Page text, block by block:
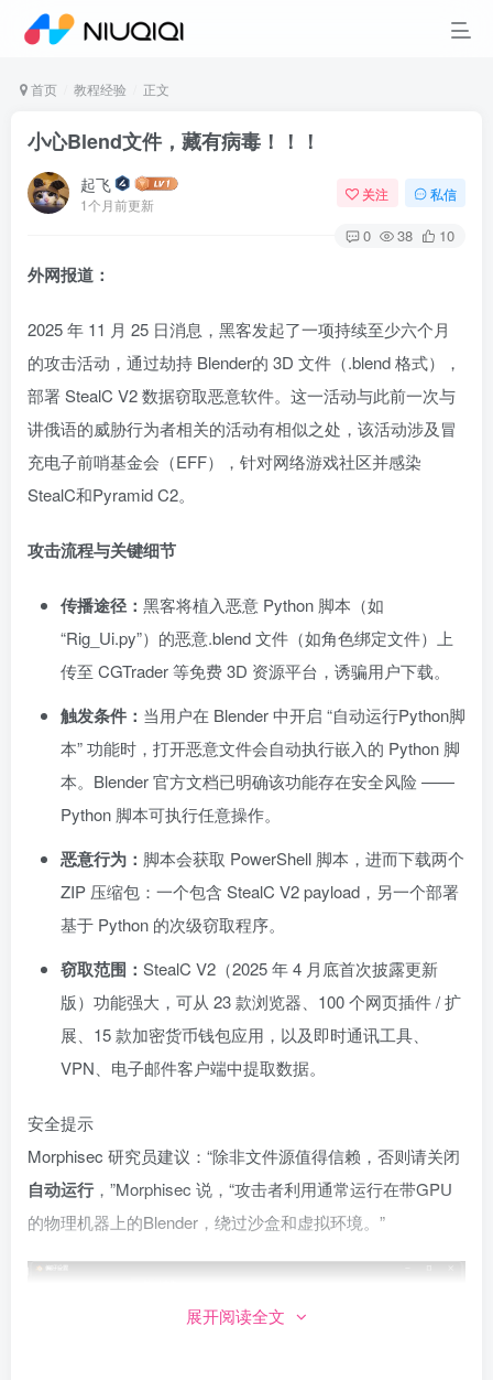
首页 教程经验 正文
小心Blend文件，藏有病毒！！！
起飞
1个月前更新
关注 私信
0 38 10
外网报道：
2025 年 11 月 25 日消息，黑客发起了一项持续至少六个月
的攻击活动，通过劫持 Blender的 3D 文件（.blend 格式），
部署 StealC V2 数据窃取恶意软件。这一活动与此前一次与
讲俄语的威胁行为者相关的活动有相似之处，该活动涉及冒
充电子前哨基金会（EFF），针对网络游戏社区并感染
StealC和Pyramid C2。
攻击流程与关键细节
传播途径： 黑客将植入恶意 Python 脚本（如
“Rig_Ui.py”）的恶意.blend 文件（如角色绑定文件）上
传至 CGTrader 等免费 3D 资源平台，诱骗用户下载。
触发条件： 当用户在 Blender 中开启 “自动运行Python脚
本” 功能时，打开恶意文件会自动执行嵌入的 Python 脚
本。Blender 官方文档已明确该功能存在安全风险 ——
Python 脚本可执行任意操作。
恶意行为： 脚本会获取 PowerShell 脚本，进而下载两个
ZIP 压缩包：一个包含 StealC V2 payload，另一个部署
基于 Python 的次级窃取程序。
窃取范围： StealC V2（2025 年 4 月底首次披露更新
版）功能强大，可从 23 款浏览器、100 个网页插件 / 扩
展、15 款加密货币钱包应用，以及即时通讯工具、
VPN、电子邮件客户端中提取数据。
安全提示
Morphisec 研究员建议：“除非文件源值得信赖，否则请关闭
自动运行，”Morphisec 说，“攻击者利用通常运行在带GPU
的物理机器上的Blender，绕过沙盒和虚拟环境。”
展开阅读全文